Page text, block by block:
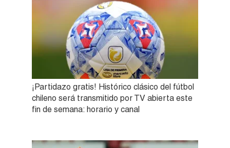
¡Partidazo gratis! Histórico clásico del fútbol
chileno será transmitido por TV abierta este
fin de semana: horario y canal